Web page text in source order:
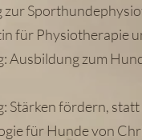
für Physiotherapie
Ausbildung zum
Stärken fördern,
für Hunde von